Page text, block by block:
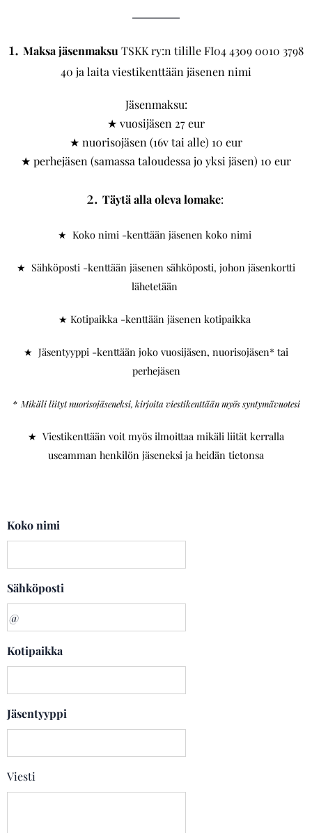
1. Maksa jäsenmaksu TSKK ry:n tilille FI04 4309 0010 3798
40 ja laita viestikenttään jäsenen nimi
Jäsenmaksu:
★ vuosijäsen 27 eur
★ nuorisojäsen (16v tai alle) 10 eur
★ perhejäsen (samassa taloudessa jo yksi jäsen) 10 eur
2. Täytä alla oleva lomake:
★ Koko nimi -kenttään jäsenen koko nimi
★ Sähköposti -kenttään jäsenen sähköposti, johon jäsenkortti
lähetetään
★ Kotipaikka -kenttään jäsenen kotipaikka
★ Jäsentyyppi -kenttään joko vuosijäsen, nuorisojäsen* tai
perhejäsen
* Mikäli liityt nuorisojäseneksi, kirjoita viestikenttään myös syntymävuotesi
★ Viestikenttään voit myös ilmoittaa mikäli liität kerralla
useamman henkilön jäseneksi ja heidän tietonsa
Koko nimi
Sähköposti
Kotipaikka
Jäsentyyppi
Viesti